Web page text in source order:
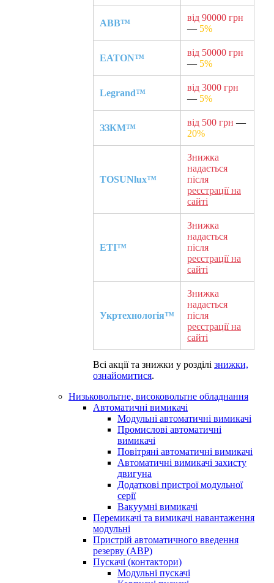
ABB™
від 90000 грн
— 5%
EATON™
від 50000 грн
— 5%
Legrand™
від 3000 грн
— 5%
ЗЗКМ™
від 500 грн —
20%
TOSUNlux™
Знижка
надається
після
реєстрації на
сайті
ETI™
Знижка
надається
після
реєстрації на
сайті
Укртехнологія™
Знижка
надається
після
реєстрації на
сайті
Всі акції та знижки у розділі знижки,
ознайомитися.
Низьковольтне, високовольтне обладнання
Автоматичні вимикачі
Модульні автоматичні вимикачі
Промислові автоматичні
вимикачі
Повітряні автоматичні вимикачі
Автоматичні вимикачі захисту
двигуна
Додаткові пристрої модульної
серії
Вакуумні вимикачі
Перемикачі та вимикачі навантаження
модульні
Пристрій автоматичного введення
резерву (АВР)
Пускачі (контактори)
Модульні пускачі